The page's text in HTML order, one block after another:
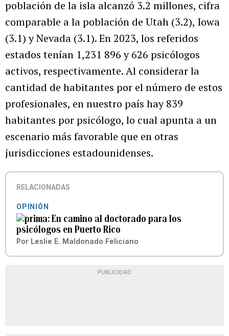
población de la isla alcanzó 3.2 millones, cifra
comparable a la población de Utah (3.2), Iowa
(3.1) y Nevada (3.1). En 2023, los referidos
estados tenían 1,231 896 y 626 psicólogos
activos, respectivamente. Al considerar la
cantidad de habitantes por el número de estos
profesionales, en nuestro país hay 839
habitantes por psicólogo, lo cual apunta a un
escenario más favorable que en otras
jurisdicciones estadounidenses.
RELACIONADAS
OPINIÓN
En camino al doctorado para los
psicólogos en Puerto Rico
Por Leslie E. Maldonado Feliciano
PUBLICIDAD